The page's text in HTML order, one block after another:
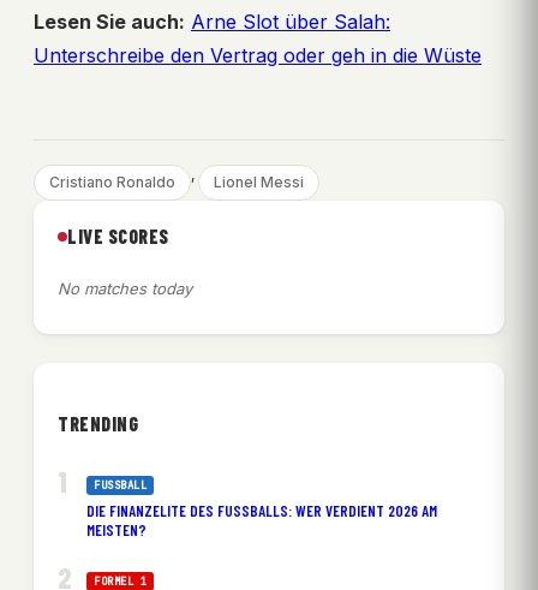
Lesen Sie auch: Arne Slot über Salah:
Unterschreibe den Vertrag oder geh in die Wüste
Cristiano Ronaldo , Lionel Messi
LIVE SCORES
No matches today
TRENDING
FUSSBALL
DIE FINANZELITE DES FUSSBALLS: WER VERDIENT 2026 AM M
EISTEN?
FORMEL 1